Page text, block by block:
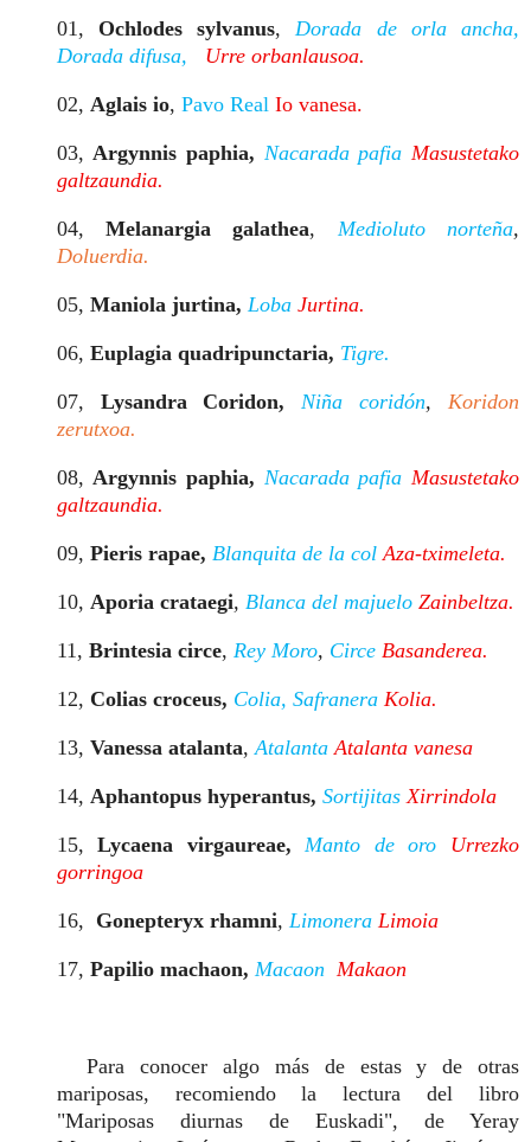
01, Ochlodes sylvanus,Dorada de orla ancha,
Dorada difusa,
Urre orbanlausoa.
02, Aglais io, Pavo Real Io vanesa.
03,Argynnis paphia, Nacarada pafia Masustetako
galtzaundia.
04,Melanargia galathea, Medioluto norteña,
Doluerdia.
05, Maniola jurtina, Loba Jurtina.
06, Euplagia quadripunctaria, Tigre.
07, Lysandra Coridon,Niña coridón, Koridon
zerutxoa.
08,Argynnis paphia, Nacarada pafia Masustetako
galtzaundia.
09, Pieris rapae, Blanquita de la col Aza-tximeleta.
10, Aporia crataegi, Blanca del majuelo Zainbeltza.
11, Brintesia circe, Rey Moro, Circe Basanderea.
12, Colias croceus, Colia, Safranera Kolia.
13, Vanessa atalanta,Atalanta Atalanta vanesa
14, Aphantopus hyperantus, SortijitasXirrindola
15,Lycaena virgaureae,Manto de oro Urrezko
gorringoa
16, Gonepteryx rhamni, Limonera Limoia
17, Papilio machaon, Macaon Makaon
Para conocer algo más de estas y de otras
mariposas, recomiendo la lectura del libro
"Mariposas diurnas de Euskadi", de Yeray